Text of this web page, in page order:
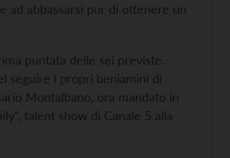
ad abbassarsi pur di ottenere un
puntata delle sei previste.
seguire i propri beniamini di
Montalbano, ora mandato in
talent show di Canale 5 alla